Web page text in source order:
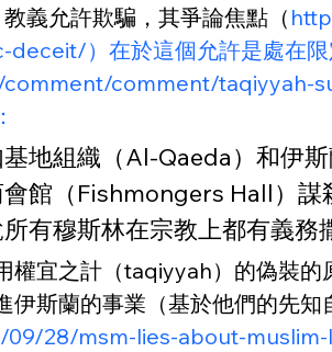
義允許欺騙，其爭論焦點（
）在於這個允許是處在
comment/taqiyyah-
地組織（Al-Qaeda）和伊
館（Fishmongers Hall）
有穆斯林在宗教上都有義務
權宜之計（taqiyyah）的偽裝
斯蘭的事業（基於他們的先知
28/msm-lies-about-muslim-